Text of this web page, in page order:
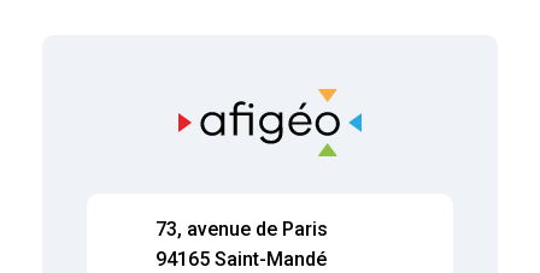
73, avenue de Paris
94165 Saint-Mandé